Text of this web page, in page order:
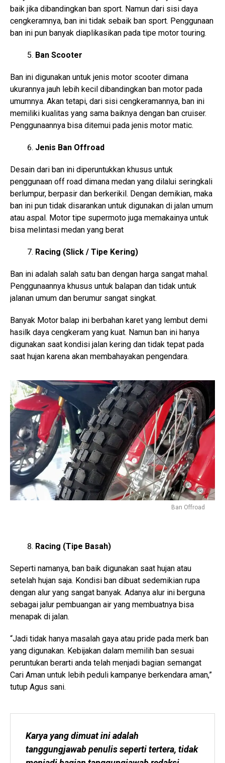
baik jika dibandingkan ban sport. Namun dari sisi daya
cengkeramnya, ban ini tidak sebaik ban sport. Penggunaan
ban ini pun banyak diaplikasikan pada tipe motor touring.
Ban Scooter
Ban ini digunakan untuk jenis motor scooter dimana
ukurannya jauh lebih kecil dibandingkan ban motor pada
umumnya. Akan tetapi, dari sisi cengkeramannya, ban ini
memiliki kualitas yang sama baiknya dengan ban cruiser.
Penggunaannya bisa ditemui pada jenis motor matic.
Jenis Ban Offroad
Desain dari ban ini diperuntukkan khusus untuk
penggunaan off road dimana medan yang dilalui seringkali
berlumpur, berpasir dan berkerikil. Dengan demikian, maka
ban ini pun tidak disarankan untuk digunakan di jalan umum
atau aspal. Motor tipe supermoto juga memakainya untuk
bisa melintasi medan yang berat
Racing (Slick / Tipe Kering)
Ban ini adalah salah satu ban dengan harga sangat mahal.
Penggunaannya khusus untuk balapan dan tidak untuk
jalanan umum dan berumur sangat singkat.
Banyak Motor balap ini berbahan karet yang lembut demi
hasilk daya cengkeram yang kuat. Namun ban ini hanya
digunakan saat kondisi jalan kering dan tidak tepat pada
saat hujan karena akan membahayakan pengendara.
Ban Offroad
Racing (Tipe Basah)
Seperti namanya, ban baik digunakan saat hujan atau
setelah hujan saja. Kondisi ban dibuat sedemikian rupa
dengan alur yang sangat banyak. Adanya alur ini berguna
sebagai jalur pembuangan air yang membuatnya bisa
menapak di jalan.
“Jadi tidak hanya masalah gaya atau pride pada merk ban
yang digunakan. Kebijakan dalam memilih ban sesuai
peruntukan berarti anda telah menjadi bagian semangat
Cari Aman untuk lebih peduli kampanye berkendara aman,”
tutup Agus sani.
Karya yang dimuat ini adalah
tanggungjawab penulis seperti tertera, tidak